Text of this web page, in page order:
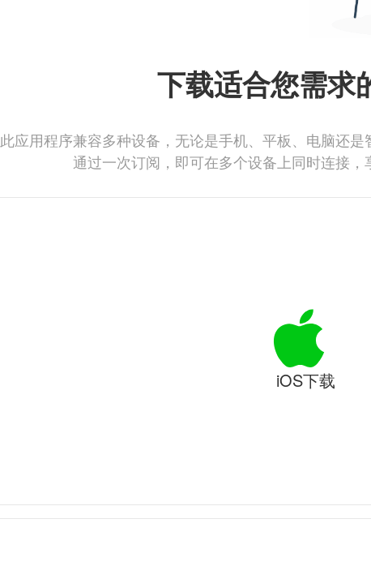
下载适合您需求
此应用程序兼容多种设备，无论是手机、平板、电脑还是
通过一次订阅，即可在多个设备上同时连接，
iOS下载